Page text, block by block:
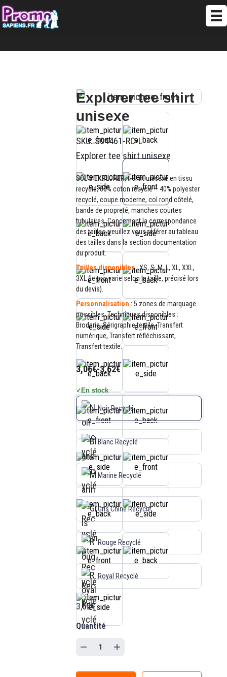
Explorer tee shirt
unisexe
SKU:S04461-RC-L
Explorer tee shirt unisexe
SOL’S EXPLORER, t-shirt unisexe en tissu
recyclé, 60% coton recyclé – 40% polyester
recyclé, coupe moderne, col rond côtelé,
bande de propreté, manches courtes
tubulaires. Concernant la correspondance
des tailles, veuillez vous référer au tableau
des tailles dans la section documentation
du produit.
Tailles disponibles: XS, S, M, L, XL, XXL,
3XL (le prix varie selon la taille, précisé lors
du devis).
Personnalisation : 5 zones de marquage
possibles. Techniques disponibles :
Broderie, Sérigraphie textile, Transfert
numérique, Transfert réfléchissant,
Transfert textile.
3,06€-3,62€
✓En stock
Noir Recyclé
Blanc Recyclé
Marine Recyclé
Gris Chiné Recyclé
Rouge Recyclé
Royal Recyclé
3,62€
Quantité